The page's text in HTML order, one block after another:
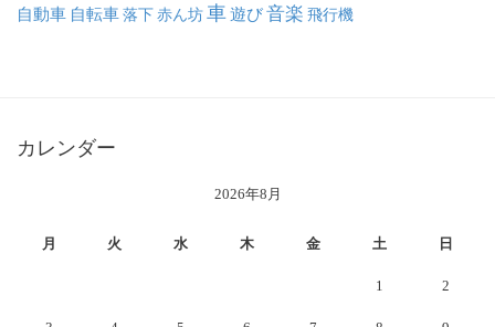
自動車 自転車落下赤ん坊車遊び音楽 飛行機
カレンダー
2026年8月
月 火 水 木 金 土 日
1 2